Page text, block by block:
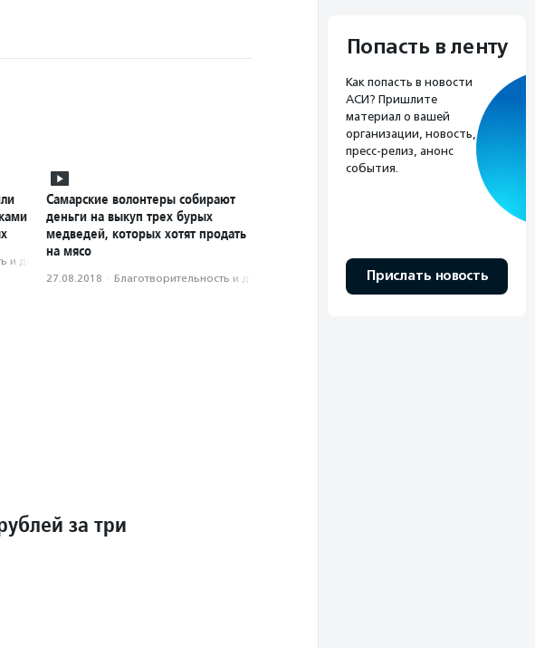
и доброволь­чест­во
Самарские волонтеры собирают
деньги на выкуп трех бурых
медведей, которых хотят продать
на мясо
27.08.2018 · Благотвори­тель­ность и доброволь­чест­во
за три
Попасть в ленту
Как попасть в новости
АСИ? Пришлите
материал о вашей
организации, новость,
пресс-релиз, анонс
события.
Прислать новость